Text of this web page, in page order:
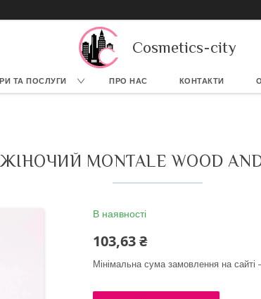
Cosmetics-city
ТА ПОСЛУГИ ПРО НАС КОНТАКТИ
MONTALE WOOD
В наявності
103,63 ₴
Мінімальна сума замовлення на